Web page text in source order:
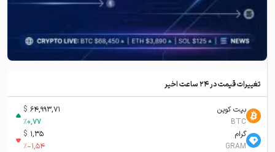
تغییرات قیمت در ۲۴ ساعت اخیر
بیت کوین
BTC
64,993,71
$
%0,77
گرام
GRAM
1,35
$
%-1,54